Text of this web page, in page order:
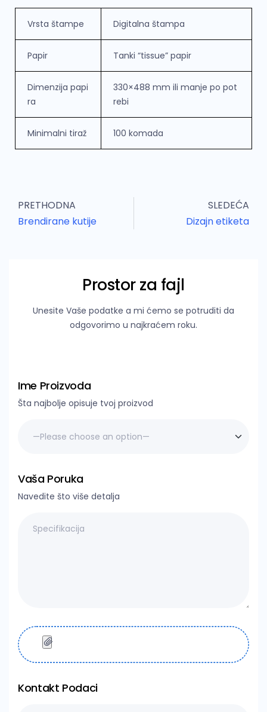
Vrsta štampe Digitalna štampa
Papir Tanki “tissue” papir
Dimenzija papi
ra
330×488 mm ili manje po pot
rebi
Minimalni tiraž 100 komada
PRETHODNA
Brendirane kutije
SLEDEĆA
Dizajn etiketa
Prostor za fajl
Unesite Vaše podatke a mi ćemo se potruditi da
odgovorimo u najkraćem roku.
Ime Proizvoda
Šta najbolje opisuje tvoj proizvod
Vaša Poruka
Navedite što više detalja
Kontakt Podaci